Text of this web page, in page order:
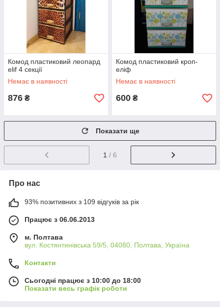
Комод пластиковий леопард
elif 4 секції
Немає в наявності
876 ₴
Комод пластиковий кроп-
еліф
Немає в наявності
600 ₴
Показати ще
1 / 6
Про нас
93% позитивних з 109 відгуків за рік
Працює з 06.06.2013
м. Полтава
вул. Костянтинівська 59/5, 04080, Полтава, Україна
Контакти
Сьогодні працює з 10:00 до 18:00
Показати весь графік роботи